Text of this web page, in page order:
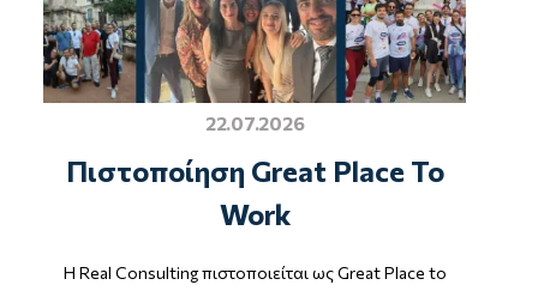
22.07.2026
Πιστοποίηση Great Place To
Work
Η Real Consulting πιστοποιείται ως Great Place to